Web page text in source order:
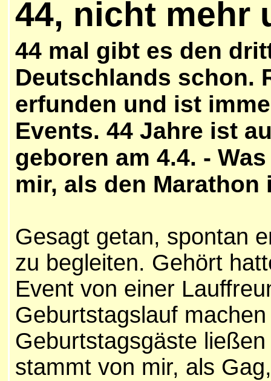
44, nicht mehr
44 mal gibt es den
Deutschlands schon.
erfunden und ist
Events. 44 Jahre ist
geboren am 4.4. -
mir, als den
Gesagt getan, spontan
zu begleiten. Gehört
Event von einer
Geburtstagslauf
Geburtstagsgäste
stammt von mir, als